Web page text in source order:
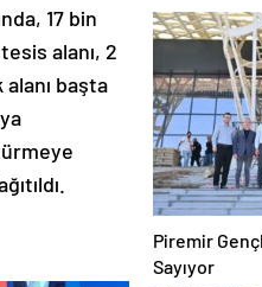
17 bin
alanı, 2
başta
Bu Ay
Açılacak
Piremir Gençlik Ve Spor
Sayıyor